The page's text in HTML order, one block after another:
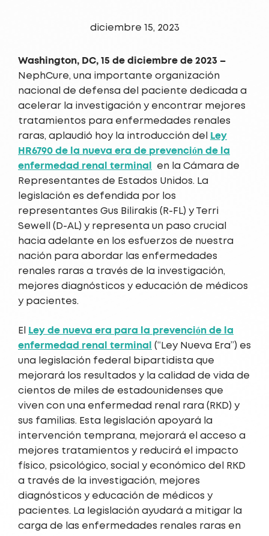
diciembre 15, 2023
Washington, DC, 15 de diciembre de 2023 –
NephCure, una importante organización
nacional de defensa del paciente dedicada a
acelerar la investigación y encontrar mejores
tratamientos para enfermedades renales
raras, aplaudió hoy la introducción del
Ley
HR6790 de la nueva era de prevención de la
enfermedad renal terminal
en la Cámara de
Representantes de Estados Unidos. La
legislación es defendida por los
representantes Gus Bilirakis (R-FL) y Terri
Sewell (D-AL) y representa un paso crucial
hacia adelante en los esfuerzos de nuestra
nación para abordar las enfermedades
renales raras a través de la investigación,
mejores diagnósticos y educación de médicos
y pacientes.
El
Ley de nueva era para la prevención de la
enfermedad renal terminal
(“Ley Nueva Era”) es
una legislación federal bipartidista que
mejorará los resultados y la calidad de vida de
cientos de miles de estadounidenses que
viven con una enfermedad renal rara (RKD) y
sus familias. Esta legislación apoyará la
intervención temprana, mejorará el acceso a
mejores tratamientos y reducirá el impacto
físico, psicológico, social y económico del RKD
a través de la investigación, mejores
diagnósticos y educación de médicos y
pacientes. La legislación ayudará a mitigar la
carga de las enfermedades renales raras en